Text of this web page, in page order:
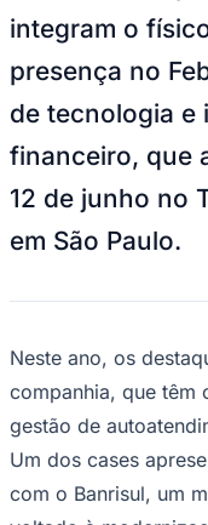
Juventude
presença no
de tecnologia e
financeiro, que
12 de junho no
em São Paulo.
Neste ano, os
gestão de
Um dos cases
com o Banrisul, um
voltado à
O acordo prevê a